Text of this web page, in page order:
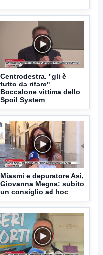
Centrodestra. "gli è
tutto da rifare",
Boccalone vittima dello
Spoil System
Miasmi e depuratore Asi,
Giovanna Megna: subito
un consiglio ad hoc